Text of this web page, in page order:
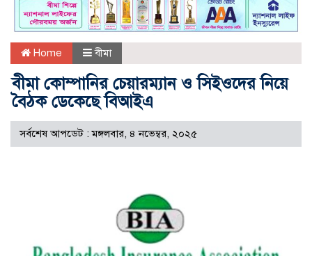
Home বীমা
বীমা কোম্পানির চেয়ারম্যান ও সিইওদের নিয়ে
বৈঠক ডেকেছে বিআইএ
সর্বশেষ আপডেট : মঙ্গলবার, ৪ নভেম্বর, ২০২৫